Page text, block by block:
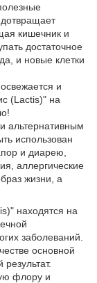
кишечник и
достаточное
и новые клетки
и
(Lactis)" на
альтернативным
использован
и диарею,
аллергические
жизни, а
находятся на
заболеваний.
основной
флору и